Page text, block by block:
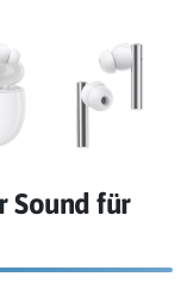
Sound für